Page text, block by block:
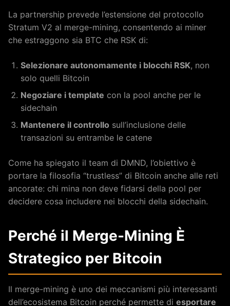
La partnership prevede l’estensione del protocollo
Stratum V2 al merge-mining, consentendo ai miner
che estraggono sia BTC che RSK di:
Selezionare autonomamente i blocchi RSK, non
solo quelli Bitcoin
Negoziare i template con la pool anche per le
sidechain
Mantenere il controllo sull’inclusione delle
transazioni su entrambe le catene
Come ha spiegato il team di DMND, l’obiettivo è
portare la filosofia “trustless” di Bitcoin anche alle reti
ancorate: chi mina non deve fidarsi della pool per
decidere cosa includere nei blocchi della sidechain.
Perché il Merge-Mining È
Strategico per Bitcoin
Il merge-mining è uno dei meccanismi più interessanti
dell’ecosistema Bitcoin perché permette di esportare